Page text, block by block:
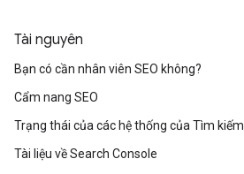
Tài nguyên
Bạn có cần nhân viên SEO không?
Cẩm nang SEO
Trạng thái của các hệ thống của Tìm kiếm
Tài liệu về Search Console